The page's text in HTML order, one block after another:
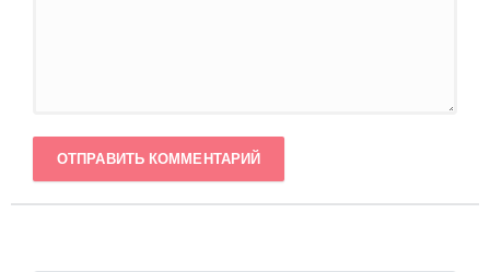
ОТПРАВИТЬ КОММЕНТАРИЙ